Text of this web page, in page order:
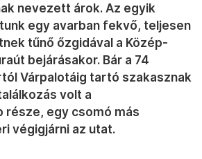
nevezett árok. Az egyik
egy avarban fekvő, teljesen
tűnő őzgidával a Közép-
bejárásakor. Bár a 74
Várpalotáig tartó szakasznak
volt a
része, egy csomó más
végigjárni az utat.